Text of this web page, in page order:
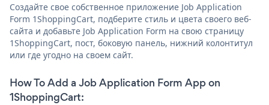
Создайте свое собственное приложение Job Application
Form 1ShoppingCart, подберите стиль и цвета своего веб-
сайта и добавьте Job Application Form на свою страницу
1ShoppingCart, пост, боковую панель, нижний колонтитул
или где угодно на своем сайт.
How To Add a Job Application Form App on
1ShoppingCart: